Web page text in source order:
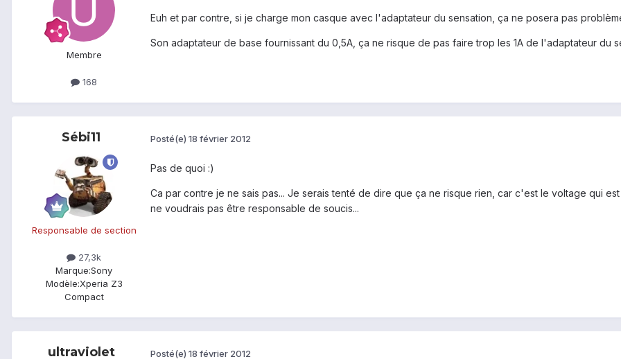
Membre
168
Euh et par contre, si je charge mon casque avec l'adaptateur du sensation, ça ne posera pas
Son adaptateur de base fournissant du 0,5A, ça ne risque de pas faire trop les 1A de l'adaptateur du
Sébi11
Responsable de section
27,3k
Marque:Sony
Modèle:Xperia Z3
Compact
Posté(e) 18 février 2012
Pas de quoi :)
Ca par contre je ne sais pas... Je serais tenté de dire que ça ne risque rien, car c'est le voltage qui
ne voudrais pas être responsable de soucis...
ultraviolet Posté(e) 18 février 2012